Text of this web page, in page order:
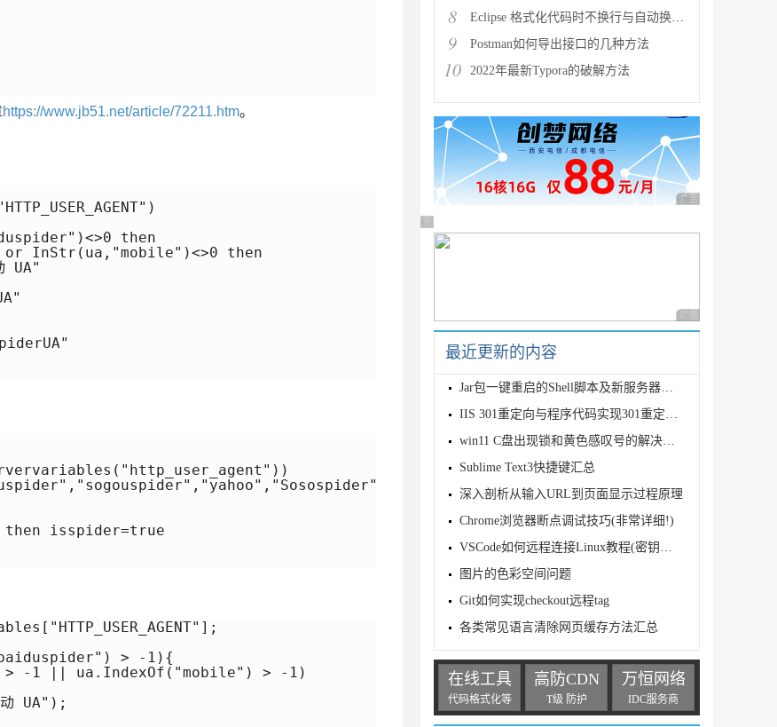
https://www.jb51.net/article/72211.htm。
then
InStr(ua,"mobile")<>0 then
UA"
isspider=true
> -1){
-1 || ua.IndexOf("mobile") > -1)
UA");
8 Eclipse 格式化代码时不换行与自动换行的实现方法
9 Postman如何导出接口的几种方法
10 2022年最新Typora的破解方法
广告 商业广告，理性
广告 商业广告，理性选择
广告 商业广告，理性
最近更新的内容
Jar包一键重启的Shell脚本及新服务器部署的一些经验分享
IIS 301重定向与程序代码实现301重定向的差别
win11 C盘出现锁和黄色感叹号的解决方法
Sublime Text3快捷键汇总
深入剖析从输入URL到页面显示过程原理
Chrome浏览器断点调试技巧(非常详细!)
VSCode如何远程连接Linux教程(密钥的使用)
图片的色彩空间问题
Git如何实现checkout远程tag
各类常见语言清除网页缓存方法汇总
在线工具
代码格式化等
高防CDN
T级 防护
万恒网络
IDC服务商